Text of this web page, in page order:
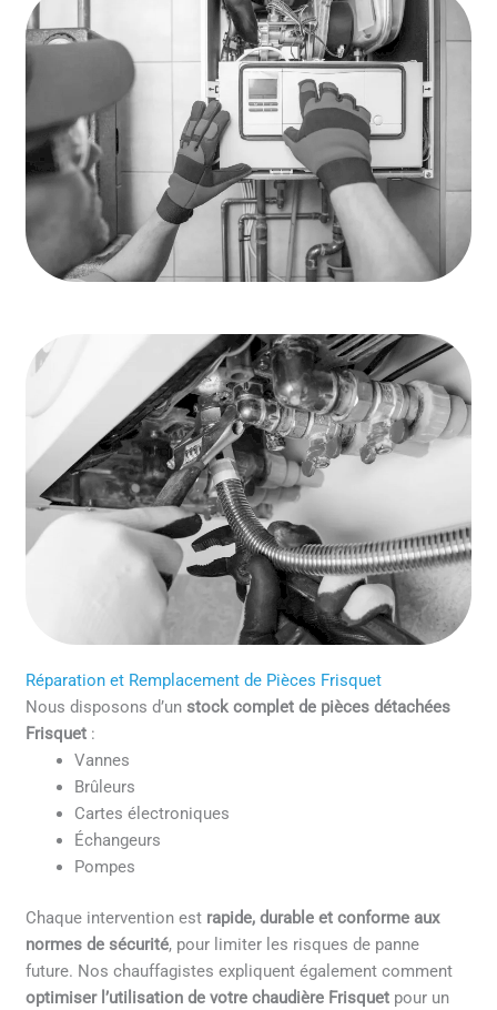
Réparation et Remplacement de Pièces Frisquet
Nous disposons d’unstock complet de pièces détachées
Frisquet :
Vannes
Brûleurs
Cartes électroniques
Échangeurs
Pompes
Chaque intervention est rapide, durable et conforme aux
normes de sécurité, pour limiter les risques de panne
future. Nos chauffagistes expliquent également comment
optimiser l’utilisation de votre chaudière Frisquet pour un